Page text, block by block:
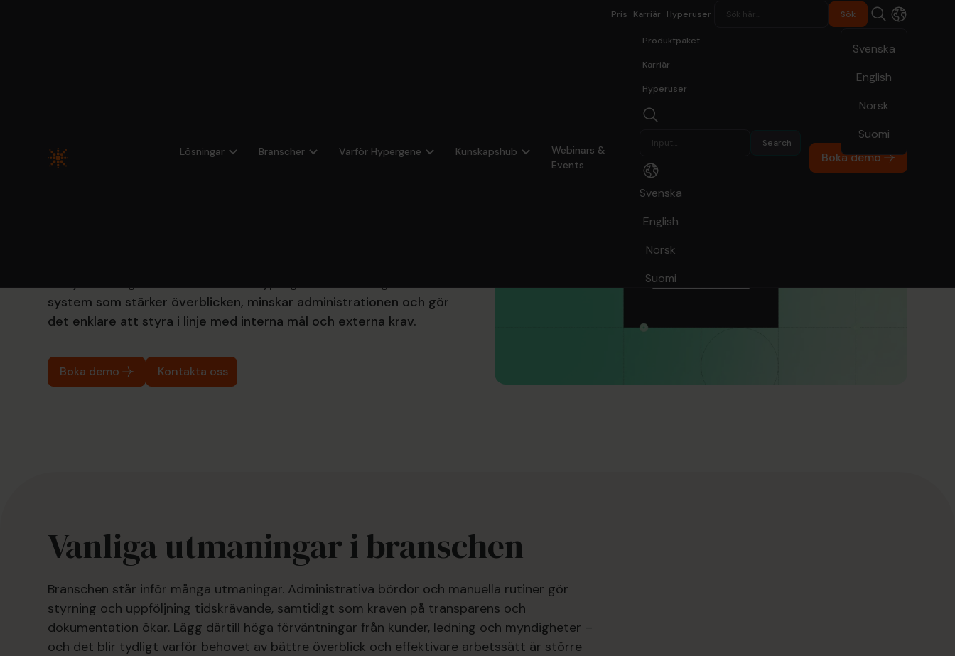
Svenska
English
Norsk
Suomi
Pris Karriär Hyperuser
Lösningar Branscher Varför Hypergene Kunskapshub
Webinars &
Events
Produktpaket
Karriär
Hyperuser
Svenska
English
Norsk
Suomi
Boka demo
Bank och finans
system som stärker överblicken, minskar administrationen och gör
det enklare att styra i linje med interna mål och externa krav.
Boka demo Kontakta oss
Vanliga utmaningar i branschen
Branschen står inför många utmaningar. Administrativa bördor och manuella rutiner gör
styrning och uppföljning tidskrävande, samtidigt som kraven på transparens och
dokumentation ökar. Lägg därtill höga förväntningar från kunder, ledning och myndigheter –
och det blir tydligt varför behovet av bättre överblick och effektivare arbetssätt är större